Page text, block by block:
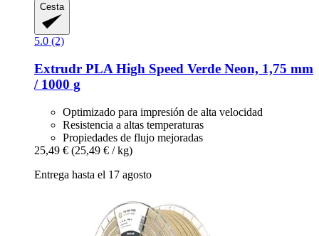
Cesta
5.0 (2)
Extrudr PLA High Speed Verde Neon, 1,75 mm
/ 1000 g
Optimizado para impresión de alta velocidad
Resistencia a altas temperaturas
Propiedades de flujo mejoradas
25,49 € (25,49 € / kg)
Entrega hasta el 17 agosto